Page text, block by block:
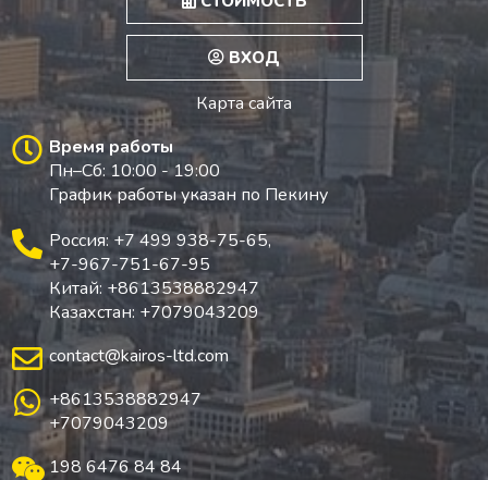
ВХОД
Карта сайта
Время работы
Пн–Сб: 10:00 - 19:00
График работы указан по Пекину
Россия: +7 499 938-75-65,
+7-967-751-67-95
Китай: +8613538882947
Казахстан: +7079043209
contact@kairos-ltd.com
+8613538882947
+7079043209
198 6476 84 84